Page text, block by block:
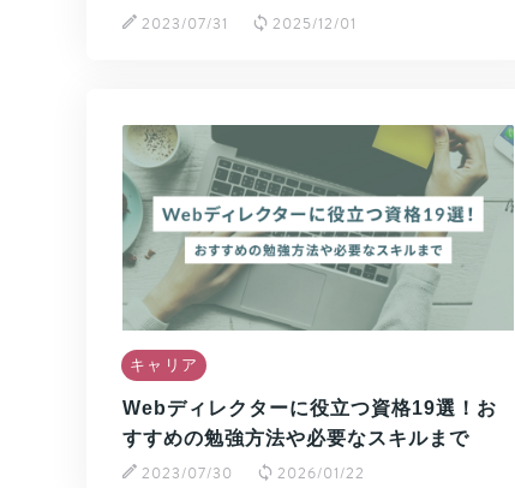
2023/07/31 2025/12/01
キャリア
Webディレクターに役立つ資格19選！お
すすめの勉強方法や必要なスキルまで
2023/07/30 2026/01/22